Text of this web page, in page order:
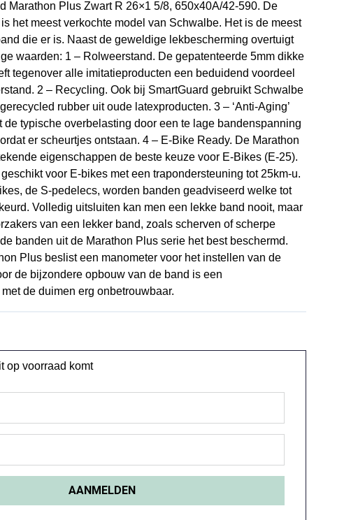
Marathon Plus Zwart R 26×1 5/8, 650x40A/42-590. De
het meest verkochte model van Schwalbe. Het is de meest
die er is. Naast de geweldige lekbescherming overtuigt
waarden: 1 – Rolweerstand. De gepatenteerde 5mm dikke
tegenover alle imitatieproducten een beduidend voordeel
2 – Recycling. Ook bij SmartGuard gebruikt Schwalbe
rubber uit oude latexproducten. 3 – ‘Anti-Aging’
de typische overbelasting door een te lage bandenspanning
er scheurtjes ontstaan. 4 – E-Bike Ready. De Marathon
eigenschappen de beste keuze voor E-Bikes (E-25).
voor E-bikes met een trapondersteuning tot 25km-u.
de S-pedelecs, worden banden geadviseerd welke tot
Volledig uitsluiten kan men een lekke band nooit, maar
van een lekker band, zoals scherven of scherpe
banden uit de Marathon Plus serie het best beschermd.
Plus beslist een manometer voor het instellen van de
de bijzondere opbouw van de band is een
de duimen erg onbetrouwbaar.
op voorraad komt